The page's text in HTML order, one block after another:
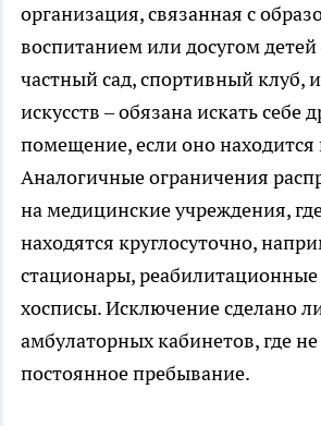
организация, связанная с
воспитанием или досугом детей
частный сад, спортивный клуб,
искусств – обязана искать себе
помещение, если оно находится
Аналогичные ограничения
на медицинские учреждения,
находятся круглосуточно,
стационары,
хосписы. Исключение сделано
амбулаторных кабинетов, где
постоянное пребывание.